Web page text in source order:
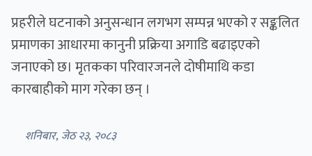
प्रहरीले घटनाको अनुसन्धान लगभग सम्पन्न भएको र सङ्कलित
प्रमाणका आधारमा कानुनी प्रक्रिया अगाडि बढाइएको
जनाएको छ। मृतकका परिवारजनले दोषीमाथि कडा
कारबाहीको माग गरेका छन् ।
शनिबार, जेठ २३, २०८३